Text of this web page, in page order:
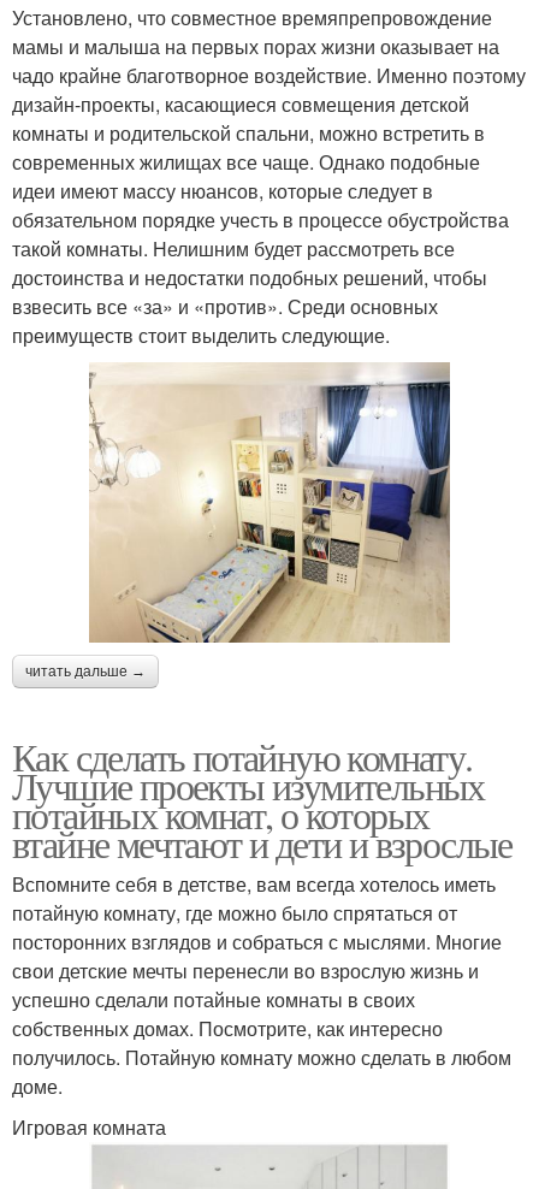
Установлено, что совместное времяпрепровождение
мамы и малыша на первых порах жизни оказывает на
чадо крайне благотворное воздействие. Именно поэтому
дизайн-проекты, касающиеся совмещения детской
комнаты и родительской спальни, можно встретить в
современных жилищах все чаще. Однако подобные
идеи имеют массу нюансов, которые следует в
обязательном порядке учесть в процессе обустройства
такой комнаты. Нелишним будет рассмотреть все
достоинства и недостатки подобных решений, чтобы
взвесить все «за» и «против». Среди основных
преимуществ стоит выделить следующие.
читать дальше →
Как сделать потайную комнату.
Лучшие проекты изумительных
потайных комнат, о которых
втайне мечтают и дети и взрослые
Вспомните себя в детстве, вам всегда хотелось иметь
потайную комнату, где можно было спрятаться от
посторонних взглядов и собраться с мыслями. Многие
свои детские мечты перенесли во взрослую жизнь и
успешно сделали потайные комнаты в своих
собственных домах. Посмотрите, как интересно
получилось. Потайную комнату можно сделать в любом
доме.
Игровая комната